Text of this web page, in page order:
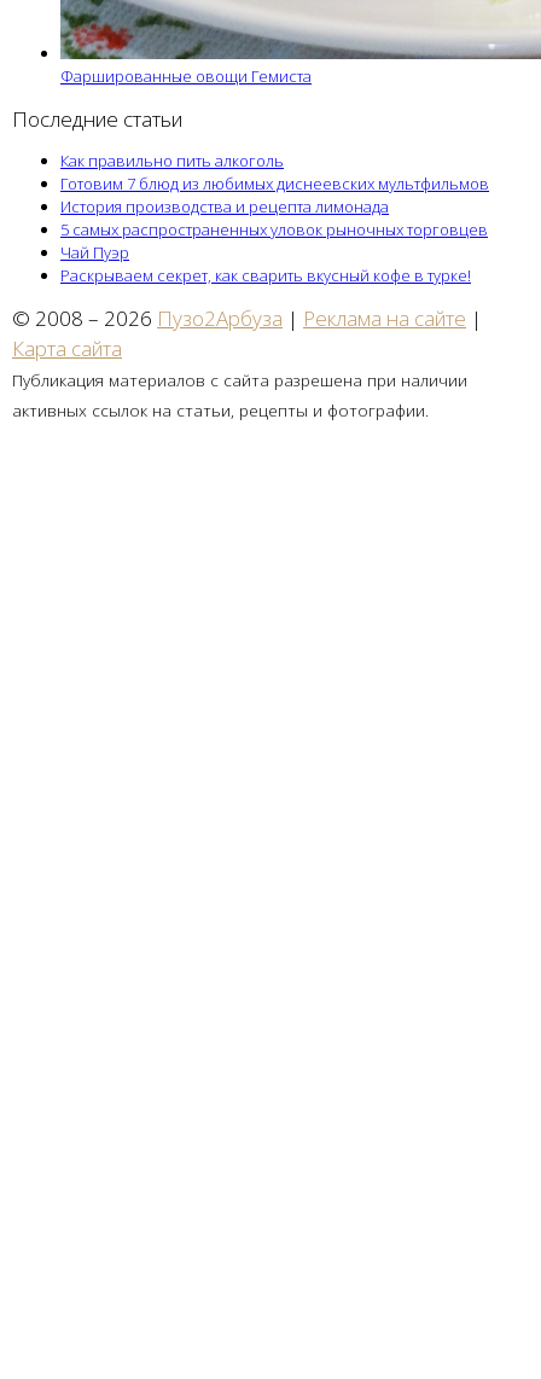
Фаршированные овощи Гемиста
Последние статьи
Как правильно пить алкоголь
Готовим 7 блюд из любимых диснеевских мультфильмов
История производства и рецепта лимонада
5 самых распространенных уловок рыночных торговцев
Чай Пуэр
Раскрываем секрет, как сварить вкусный кофе в турке!
© 2008 – 2026 Пузо2Арбуза | Реклама на сайте |
Карта сайта
Публикация материалов с сайта разрешена при наличии
активных ссылок на статьи, рецепты и фотографии.